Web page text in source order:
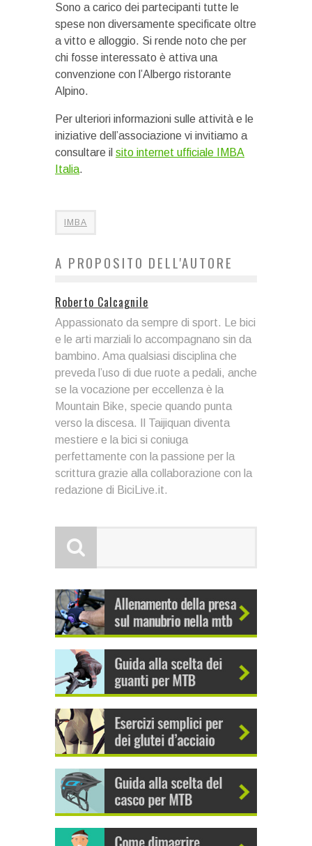
Sono a carico dei partecipanti tutte le
spese non diversamente specificate oltre
a vitto e alloggio. Si rende noto che per
chi fosse interessato è attiva una
convenzione con l’Albergo ristorante
Alpino.
Per ulteriori informazioni sulle attività e le
iniziative dell’associazione vi invitiamo a
consultare il sito internet ufficiale IMBA
Italia.
IMBA
A PROPOSITO DELL'AUTORE
Roberto Calcagnile
Appassionato da sempre di sport. Le bici
e le arti marziali lo accompagnano sin da
bambino. Ama qualsiasi disciplina che
preveda l’uso di due ruote a pedali, anche
se la vocazione per eccellenza è la
Mountain Bike, specie quando punta
verso la discesa. Il Taijiquan diventa
mestiere e la bici si coniuga
perfettamente con la passione per la
scrittura grazie alla collaborazione con la
redazione di BiciLive.it.